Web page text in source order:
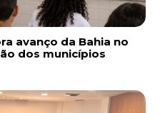
avanço da Bahia no
dos municípios